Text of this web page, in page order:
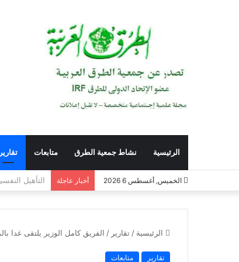
الرئيسية نشاط جمعية الطرق متابعات تقارير
الخميس, أغسطس 6 2026 أخبار عاجلة وزير النقل :
الرئيسية / تقارير / الفريق كامل الوزير يلتقى غدا
تقارير متابعات